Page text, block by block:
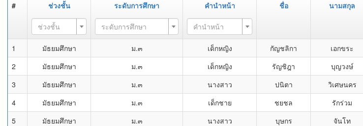
# ช่วงชั้น ระดับการศึกษา คำนำหน้า ชื่อ นามสกุล
ช่วงชั้น ระดับการศึกษา คำนำหน้า
1 มัธยมศึกษา ม.๓ เด็กหญิง กัญชลิกา เอกขระ
2
มัธยมศึกษา ม.๓ เด็กหญิง รัญชิฎา บุญวงษ์
3
มัธยมศึกษา ม.๓ นางสาว ปนิตา วิเศษนคร
4
มัธยมศึกษา ม.๓ เด็กชาย ชยชล รักร่วม
5
มัธยมศึกษา ม.๓ นางสาว บุษกร จันโท